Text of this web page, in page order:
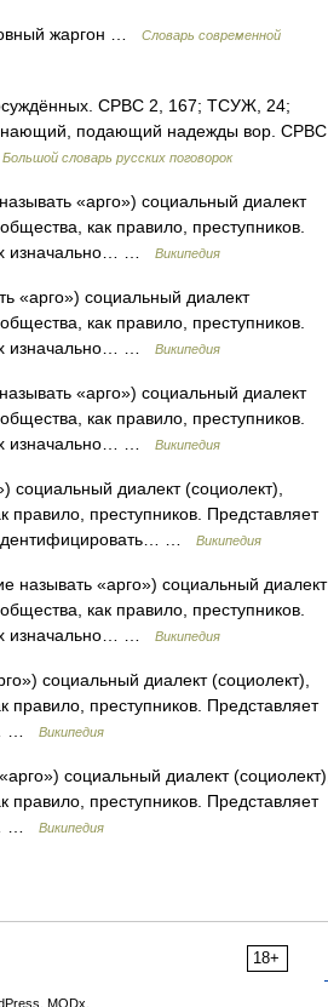
жаргон …
Cловарь современной
СРВС 2, 167; ТСУЖ, 24;
подающий надежды вор. СРВС
Большой словарь русских поговорок
«арго») социальный диалект
как правило, преступников.
изначально… …
Википедия
«арго») социальный диалект
как правило, преступников.
изначально… …
Википедия
«арго») социальный диалект
как правило, преступников.
изначально… …
Википедия
социальный диалект (социолект),
правило, преступников. Представляет
…
Википедия
называть «арго») социальный диалект
как правило, преступников.
изначально… …
Википедия
социальный диалект (социолект),
правило, преступников. Представляет
…
Википедия
социальный диалект (социолект),
правило, преступников. Представляет
…
Википедия
18+
MODx.